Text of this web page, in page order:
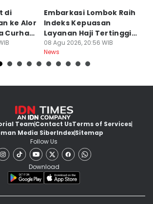
di
ke Alor
Curhat
Embarkasi Lombok Raih
Indeks Kepuasan
Layanan Haji Tertinggi
Nasional
08 Agu 2026, 20:56 WIB
News
TeamContact UsTerms of Services
Media SiberIndexSitemap
Follow Us
Download